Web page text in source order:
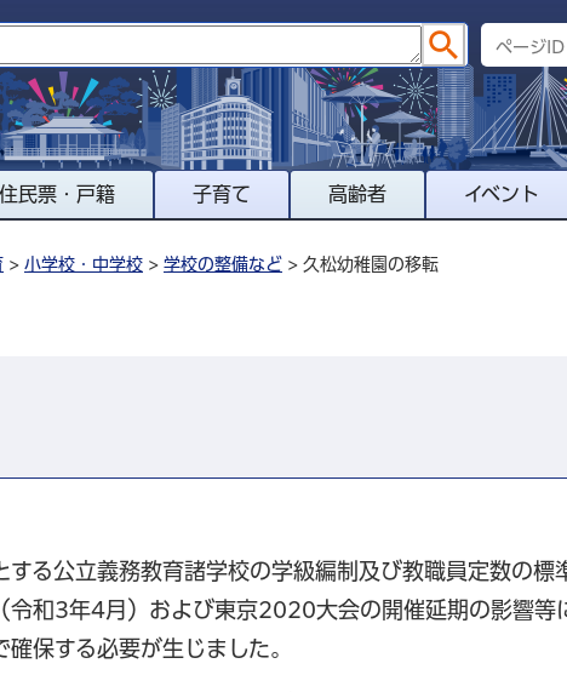
住民票・戸籍 子育て 高齢者 イベント
> 小学校・中学校 > 学校の整備など > 久松幼稚園の移転
る公立義務教育諸学校の学級編制及び教職員定数の標
令和3年4月）および東京2020大会の開催延期の影響等
保する必要が生じました。